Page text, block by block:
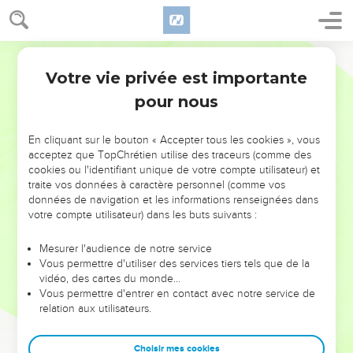
NE MANQUEZ PAS L’ÉVÉNEMENT
DE L’ANNÉE !
ET SI LEURS ERREURS POUVAIENT VOUS ÉVITER LES
VOTRES ?
leur foi ou leur vision. Mais on voit moins les doutes, les erreurs
et les saisons difficiles qu'ils ont traversés, alors même que ce
sont elles qui les ont façonnés.
Dans cette conférence, leaders, entrepreneurs, et responsables
clés pour avancer avec plus de sagesse afin que leurs erreurs
Votre vie privée est importante
pour nous
En cliquant sur le bouton « Accepter tous les cookies », vous
acceptez que TopChrétien utilise des traceurs (comme des
cookies ou l'identifiant unique de votre compte utilisateur) et
traite vos données à caractère personnel (comme vos
données de navigation et les informations renseignées dans
votre compte utilisateur) dans les buts suivants :
Mesurer l'audience de notre service
Vous permettre d'utiliser des services tiers tels que de la
vidéo, des cartes du monde…
Vous permettre d'entrer en contact avec notre service de
relation aux utilisateurs.
Choisir mes cookies